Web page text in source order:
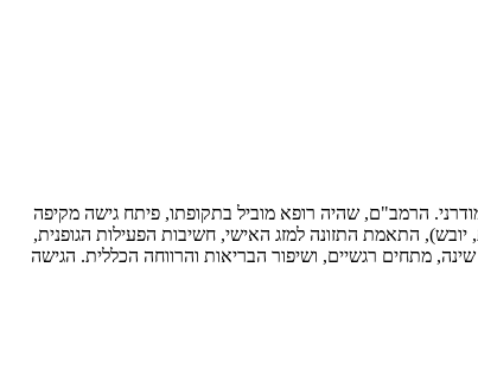
(רבי משה בן מימון) במאה ה-12, המשלבת חכמה עתיקה עם ידע מודרני. הרמב"ם, שהיה רופא מוביל בתקופתו, פיתח גישה מקיפה
יובש), התאמת התזונה למזג האישי, חשיבות הפעילות הגופנית,
מתחים רגשיים, ושיפור הבריאות והרווחה הכללית. הגישה